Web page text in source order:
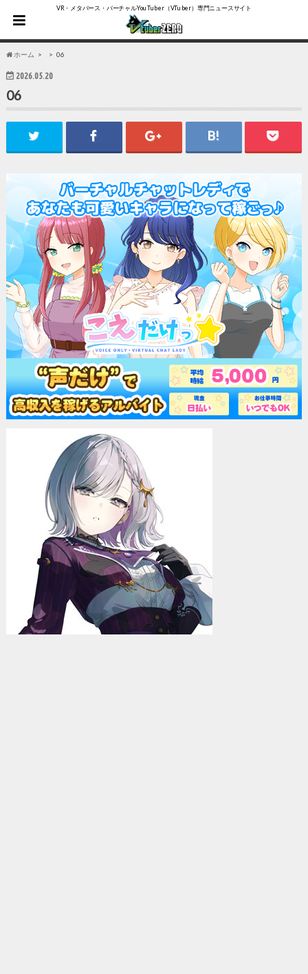
VR・メタバース・バーチャルYouTuber（VTuber）専門ニュースサイト
ホーム 06
2026.05.20
06